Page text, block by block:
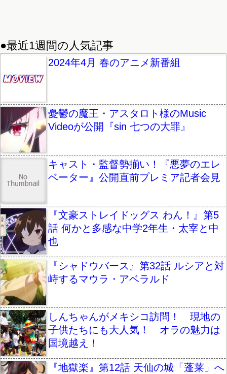
●最近1週間の人気記事
2024年4月 春のアニメ新番組
憂鬱の魔王・アスタロト様のMusic
Videoが公開『sin 七つの大罪』
キャスト・監督勢揃い！『悪夢のエレ
ベーター』公開直前プレミア記者会見
『文豪ストレイドッグス わん！』第5
話 何かと多感な中学2年生・太宰と中
也
『シャドウバース』第32話 ルシアと対
峙するマウラ・アベラルド
しんちゃんがメキシコ訪問！ 現地の
子供たちにも大人気！ オラの魅力は
国境越え！
『地獄楽』第12話 天仙の城「蓬莱」へ